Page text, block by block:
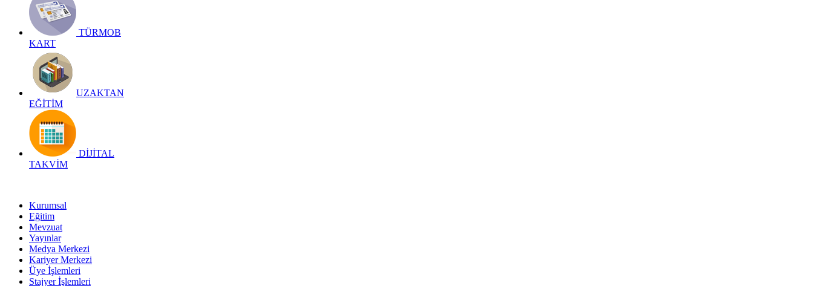
TÜRMOB
KART
UZAKTAN
EĞİTİM
DİJİTAL
TAKVİM
Kurumsal
Eğitim
Mevzuat
Yayınlar
Medya Merkezi
Kariyer Merkezi
Üye İşlemleri
Stajyer İşlemleri